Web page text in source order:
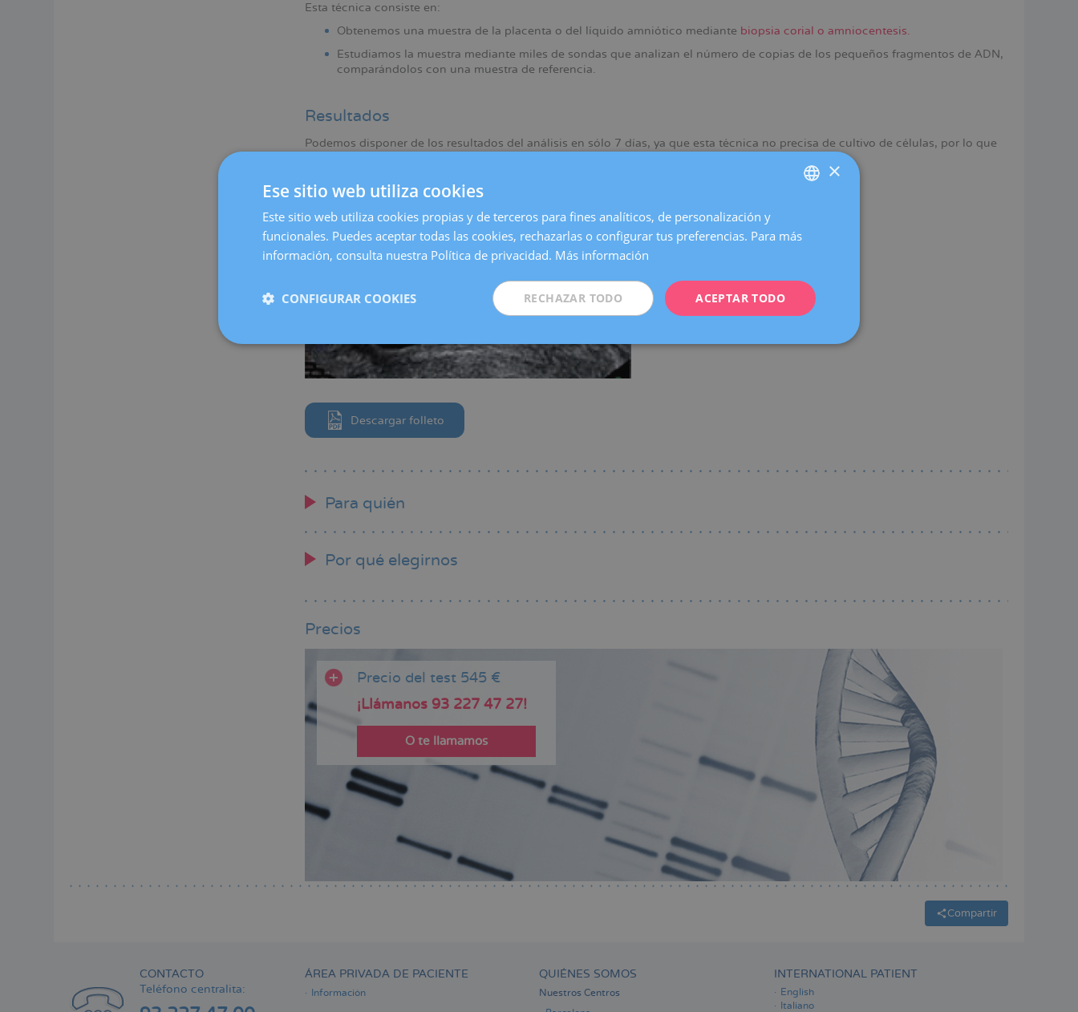
Esta técnica consiste en:
Obtenemos una muestra de la placenta o del líquido amniótico mediante biopsia corial o amniocentesis.
Estudiamos la muestra mediante miles de sondas que analizan el número de copias de los pequeños fragmentos de ADN,
comparándolos con una muestra de referencia.
Resultados
Podemos disponer de los resultados del análisis en sólo 7 días, ya que esta técnica no precisa de cultivo de células, por lo que
Descargar folleto
Para quién
Por qué elegirnos
Precios
Precio del test 545 €
¡Llámanos 93 227 47 27!
O te llamamos
Compartir
CONTACTO
Teléfono centralita:
ÁREA PRIVADA DE PACIENTE
Información
QUIÉNES SOMOS
Nuestros Centros
INTERNATIONAL PATIENT
English
Italiano
CATALÀ
FRENCH
×
Ese sitio web utiliza cookies
Este sitio web utiliza cookies propias y de terceros para fines analíticos, de personalización y
funcionales. Puedes aceptar todas las cookies, rechazarlas o configurar tus preferencias. Para más
información, consulta nuestra Política de privacidad. Más información
ACEPTAR TODO
RECHAZAR TODO
CONFIGURAR COOKIES